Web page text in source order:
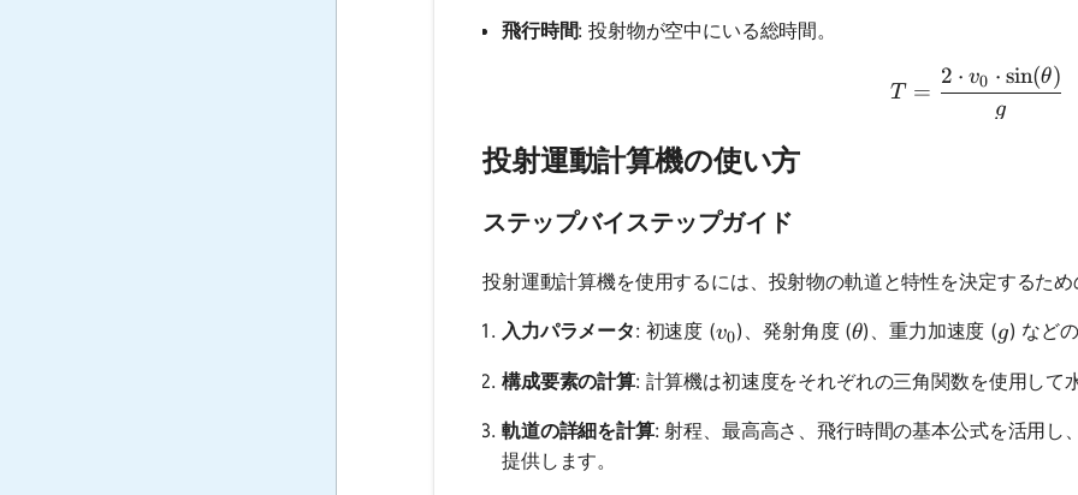
飛行時間: 投射物が空中にいる総時間。
T =
T =
g
2 ⋅ v0 ⋅ sin(θ)
投射運動計算機の使い方
ステップバイステップガイド
投射運動計算機を使用するには、投射物の軌道と特性を決定するため
入力パラメータ: 初速度 (v_0
v0)、発射角度 (\theta
θ)、重力加速度 (g
g) など
構成要素の計算: 計算機は初速度をそれぞれの三角関数を使用して
軌道の詳細を計算: 射程、最高高さ、飛行時間の基本公式を活用
提供します。